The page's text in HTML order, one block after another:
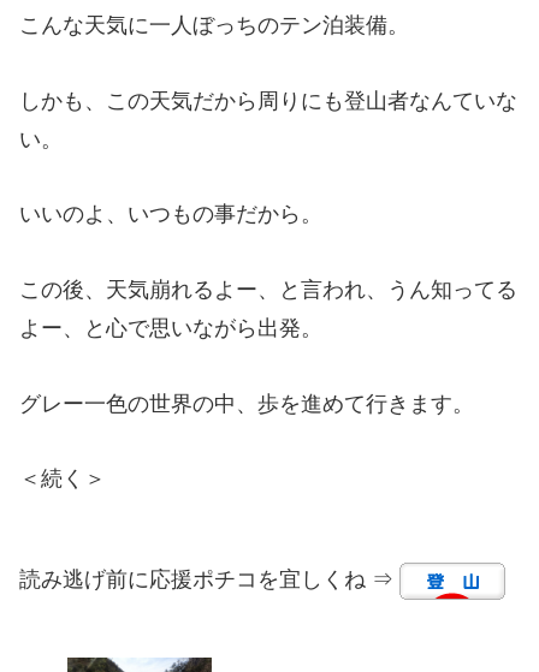
こんな天気に一人ぼっちのテン泊装備。
しかも、この天気だから周りにも登山者なんていな
い。
いいのよ、いつもの事だから。
この後、天気崩れるよー、と言われ、うん知ってる
よー、と心で思いながら出発。
グレー一色の世界の中、歩を進めて行きます。
＜続く＞
読み逃げ前に応援ポチコを宜しくね ⇒